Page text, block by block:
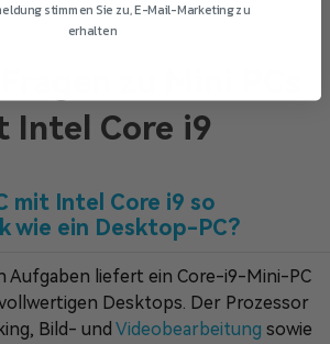
Intel Core i9
mit Intel Core i9 so
wie ein Desktop-PC?
Aufgaben liefert ein Core-i9-Mini-PC
Desktops. Der Prozessor
Bild- und Videobearbeitung sowie
stimmen Sie zu, E-Mail-Marketing zu
erhalten